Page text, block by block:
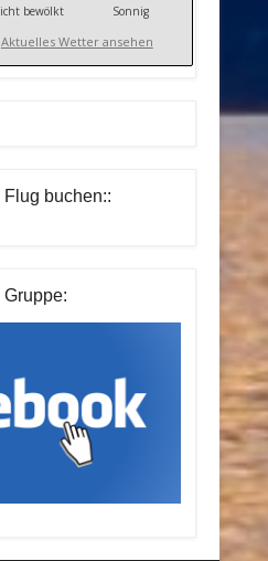
bewölkt
Sonnig
Aktuelles Wetter ansehen
buchen::